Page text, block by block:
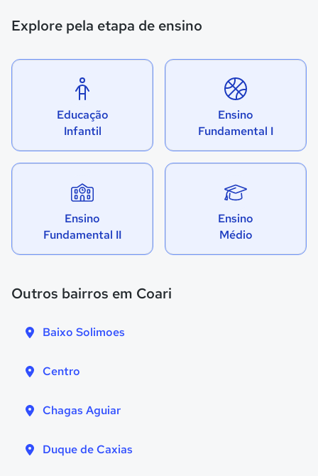
Explore pela etapa de ensino
Educação
Infantil
Ensino
Fundamental I
Ensino
Fundamental II
Ensino
Médio
Outros bairros em Coari
Baixo Solimoes
Centro
Chagas Aguiar
Duque de Caxias